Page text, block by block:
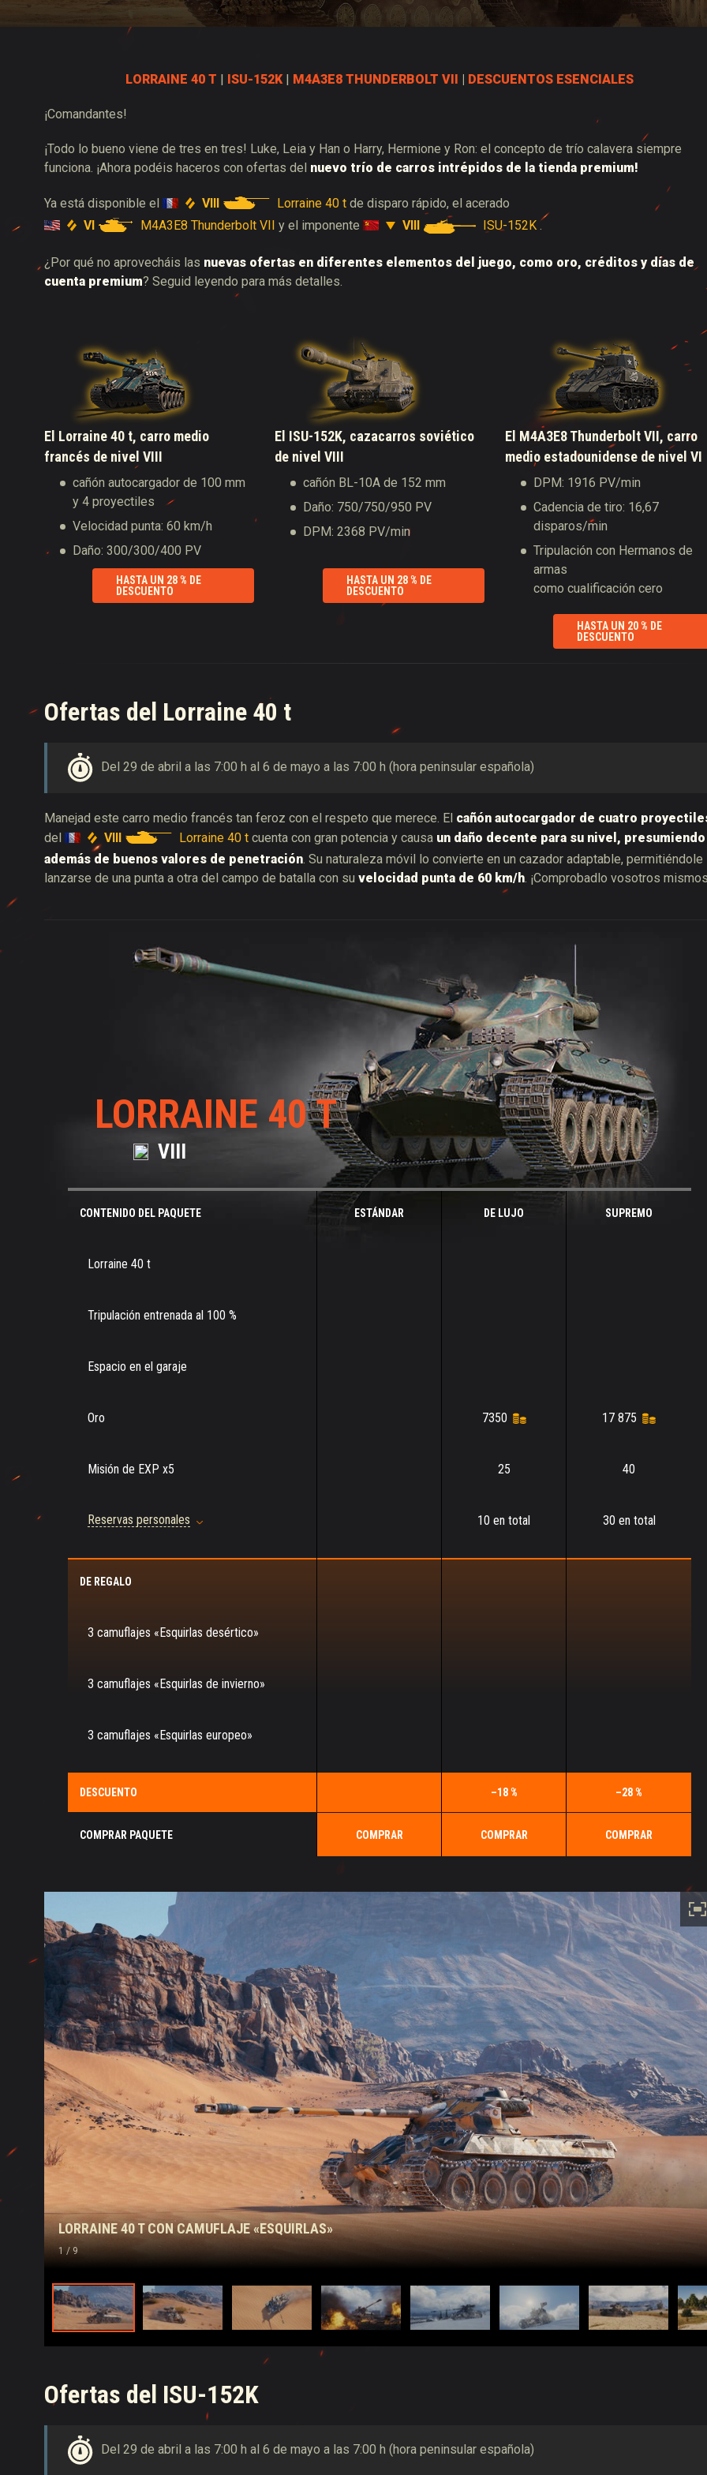
LORRAINE 40 T | ISU-152K| M4A3E8 THUNDERBOLT VII | DESCUENTOS ESENCIALES
¡Comandantes!
¡Todo lo bueno viene de tres en tres! Luke, Leia y Han o Harry, Hermione y Ron: el concepto de trío calavera siempre
funciona. ¡Ahora podéis haceros con ofertas del nuevo trío de carros intrépidos de la tienda premium!
Ya está disponible el VIII Lorraine 40 t de disparo rápido, el acerado
VI
M4A3E8 Thunderbolt VII y el imponente VIII ISU-152K .
¿Por qué no aprovecháis las nuevas ofertas en diferentes elementos del juego, como oro, créditos y días de
cuenta premium? Seguid leyendo para más detalles.
El Lorraine 40 t, carro medio
francés de nivel VIII
cañón autocargador de 100 mm
y 4 proyectiles
Velocidad punta: 60 km/h
Daño: 300/300/400 PV
HASTA UN 28 % DE
DESCUENTO
El ISU-152K, cazacarros soviético
de nivel VIII
cañón BL-10A de 152 mm
Daño: 750/750/950 PV
DPM: 2368 PV/min
HASTA UN 28 % DE
DESCUENTO
El M4A3E8 Thunderbolt VII, carro
medio estadounidense de nivel VI
DPM: 1916 PV/min
Cadencia de tiro: 16,67
disparos/min
Tripulación con Hermanos de
armas
como cualificación cero
HASTA UN 20 % DE
DESCUENTO
Ofertas del Lorraine 40 t
Del 29 de abril a las 7:00 h al 6 de mayo a las 7:00 h (hora peninsular española)
Manejad este carro medio francés tan feroz con el respeto que merece. El cañón autocargador de cuatro
del
VIII Lorraine 40 t cuenta con gran potencia y causa un daño decente para su nivel, presumiendo
además de buenos valores de penetración. Su naturaleza móvil lo convierte en un cazador adaptable, permitiéndole
lanzarse de una punta a otra del campo de batalla con su velocidad punta de 60 km/h. ¡Comprobadlo vosotros
LORRAINE 40 T
VIII
CONTENIDO DEL PAQUETE
Lorraine 40 t
Tripulación entrenada al 100 %
Espacio en el garaje
Oro
Misión de EXP x5
Reservas personales
DE REGALO
3 camuflajes «Esquirlas desértico»
3 camuflajes «Esquirlas de invierno»
3 camuflajes «Esquirlas europeo»
DESCUENTO
COMPRAR PAQUETE
ESTÁNDAR
COMPRAR
DE LUJO
7350
25
10 en total
–18 %
COMPRAR
SUPREMO
17 875
40
30 en total
–28 %
COMPRAR
LORRAINE 40 T CON CAMUFLAJE «ESQUIRLAS»
1/ 9
Ofertas del ISU-152K
Del 29 de abril a las 7:00 h al 6 de mayo a las 7:00 h (hora peninsular española)